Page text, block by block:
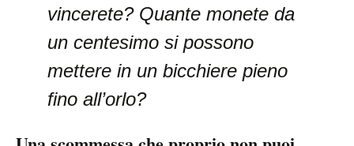
vincerete? Quante monete da
un centesimo si possono
mettere in un bicchiere pieno
fino all’orlo?